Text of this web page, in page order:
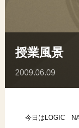
授業風景
2009.06.09
今日はLOGIC